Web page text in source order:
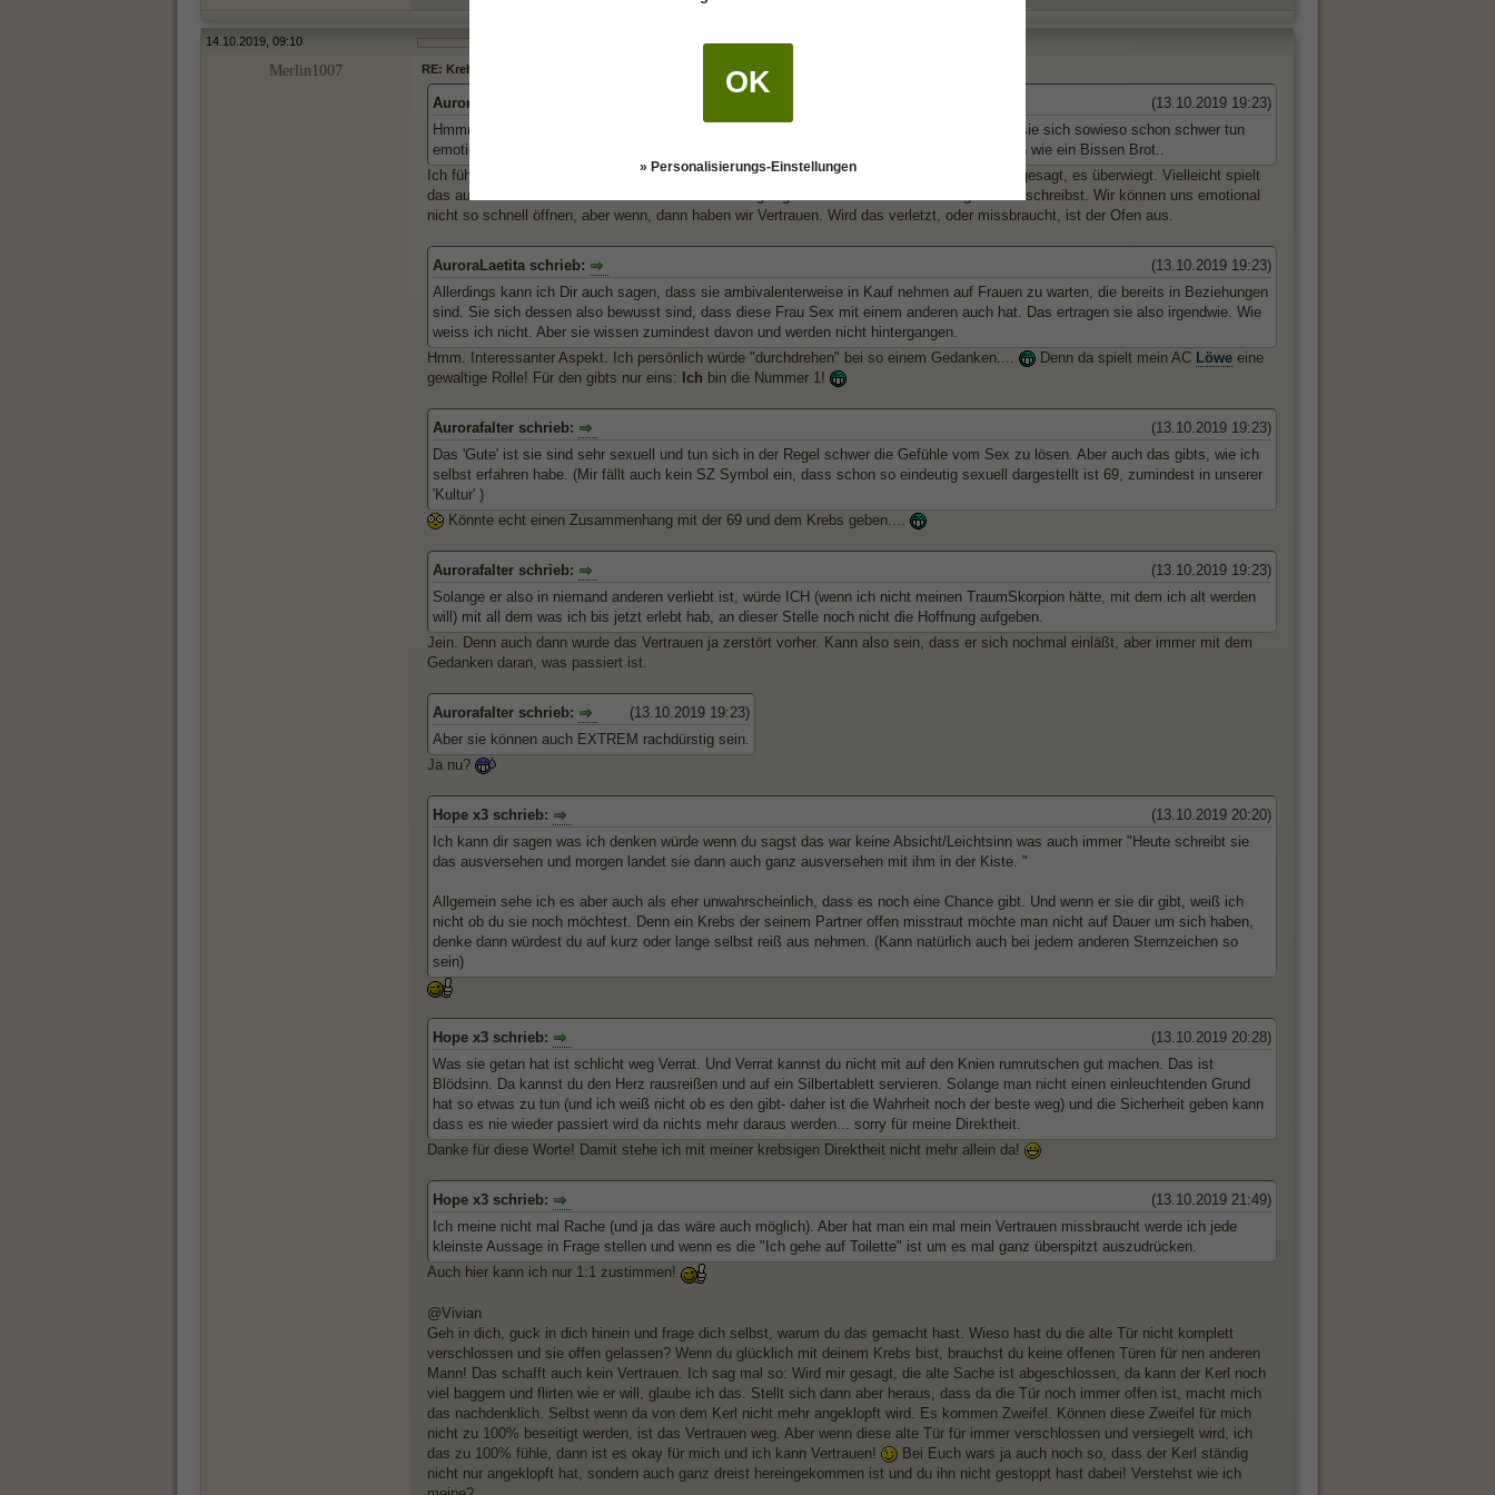
14.10.2019, 09:10
Merlin1007 RE: Krebsmann - Vertrauensbruch
(13.10.2019 19:23)
AuroraLaetita schrieb:
Hmmm, so radikal wie es Merlin geschrieben hat, hab ich es auch schon öfter gelesen. Da sie sich sowieso schon schwer tun
emotional aufzumachen und diese Unsichherheit da ist. Deshalb brauchen sie das Vertrauen wie ein Bissen Brot..
Ich fühle mich zwar als 100%
Krebs, aber sonst habe ich fast nur Feuer in mir, oder anders gesagt, es überwiegt. Vielleicht spielt
das auch eine Rolle mit meiner radikalen Einstellung? *grübel* Dennoch ist es richtig was du schreibst. Wir können uns emotional
nicht so schnell öffnen, aber wenn, dann haben wir Vertrauen. Wird das verletzt, oder missbraucht, ist der Ofen aus.
(13.10.2019 19:23)
AuroraLaetita schrieb:
Allerdings kann ich Dir auch sagen, dass sie ambivalenterweise in Kauf nehmen auf Frauen zu warten, die bereits in Beziehungen
sind. Sie sich dessen also bewusst sind, dass diese Frau Sex mit einem anderen auch hat. Das ertragen sie also irgendwie. Wie
weiss ich nicht. Aber sie wissen zumindest davon und werden nicht hintergangen.
Hmm. Interessanter Aspekt. Ich persönlich würde "durchdrehen" bei so einem Gedanken....
Denn da spielt mein AC Löwe eine
gewaltige Rolle! Für den gibts nur eins: Ich bin die Nummer 1!
(13.10.2019 19:23)
Aurorafalter schrieb:
Das 'Gute' ist sie sind sehr sexuell und tun sich in der Regel schwer die Gefühle vom Sex zu lösen. Aber auch das gibts, wie ich
selbst erfahren habe. (Mir fällt auch kein SZ Symbol ein, dass schon so eindeutig sexuell dargestellt ist 69, zumindest in unserer
'Kultur' )
Könnte echt einen Zusammenhang mit der 69 und dem Krebs geben....
(13.10.2019 19:23)
Aurorafalter schrieb:
Solange er also in niemand anderen verliebt ist, würde ICH (wenn ich nicht meinen TraumSkorpion hätte, mit dem ich alt werden
will) mit all dem was ich bis jetzt erlebt hab, an dieser Stelle noch nicht die Hoffnung aufgeben.
Jein. Denn auch dann wurde das Vertrauen ja zerstört vorher. Kann also sein, dass er sich nochmal einläßt, aber immer mit dem
Gedanken daran, was passiert ist.
(13.10.2019 19:23)
Aurorafalter schrieb:
Aber sie können auch EXTREM rachdürstig sein.
Ja nu?
(13.10.2019 20:20)
Hope x3 schrieb:
Ich kann dir sagen was ich denken würde wenn du sagst das war keine Absicht/Leichtsinn was auch immer "Heute schreibt sie
das ausversehen und morgen landet sie dann auch ganz ausversehen mit ihm in der Kiste. "
Allgemein sehe ich es aber auch als eher unwahrscheinlich, dass es noch eine Chance gibt. Und wenn er sie dir gibt, weiß ich
nicht ob du sie noch möchtest. Denn ein Krebs der seinem Partner offen misstraut möchte man nicht auf Dauer um sich haben,
denke dann würdest du auf kurz oder lange selbst reiß aus nehmen. (Kann natürlich auch bei jedem anderen Sternzeichen so
sein)
(13.10.2019 20:28)
Hope x3 schrieb:
Was sie getan hat ist schlicht weg Verrat. Und Verrat kannst du nicht mit auf den Knien rumrutschen gut machen. Das ist
Blödsinn. Da kannst du den Herz rausreißen und auf ein Silbertablett servieren. Solange man nicht einen einleuchtenden Grund
hat so etwas zu tun (und ich weiß nicht ob es den gibt- daher ist die Wahrheit noch der beste weg) und die Sicherheit geben kann
dass es nie wieder passiert wird da nichts mehr daraus werden... sorry für meine Direktheit.
Danke für diese Worte! Damit stehe ich mit meiner krebsigen Direktheit nicht mehr allein da!
(13.10.2019 21:49)
Hope x3 schrieb:
Ich meine nicht mal Rache (und ja das wäre auch möglich). Aber hat man ein mal mein Vertrauen missbraucht werde ich jede
kleinste Aussage in Frage stellen und wenn es die "Ich gehe auf Toilette" ist um es mal ganz überspitzt auszudrücken.
Auch hier kann ich nur 1:1 zustimmen!
@Vivian
Geh in dich, guck in dich hinein und frage dich selbst, warum du das gemacht hast. Wieso hast du die alte Tür nicht komplett
verschlossen und sie offen gelassen? Wenn du glücklich mit deinem Krebs bist, brauchst du keine offenen Türen für nen anderen
Mann! Das schafft auch kein Vertrauen. Ich sag mal so: Wird mir gesagt, die alte Sache ist abgeschlossen, da kann der Kerl noch
viel baggern und flirten wie er will, glaube ich das. Stellt sich dann aber heraus, dass da die Tür noch immer offen ist, macht mich
das nachdenklich. Selbst wenn da von dem Kerl nicht mehr angeklopft wird. Es kommen Zweifel. Können diese Zweifel für mich
nicht zu 100% beseitigt werden, ist das Vertrauen weg. Aber wenn diese alte Tür für immer verschlossen und versiegelt wird, ich
das zu 100% fühle, dann ist es okay für mich und ich kann Vertrauen!
Bei Euch wars ja auch noch so, dass der Kerl ständig
nicht nur angeklopft hat, sondern auch ganz dreist hereingekommen ist und du ihn nicht gestoppt hast dabei! Verstehst wie ich
OK
» Personalisierungs-Einstellungen